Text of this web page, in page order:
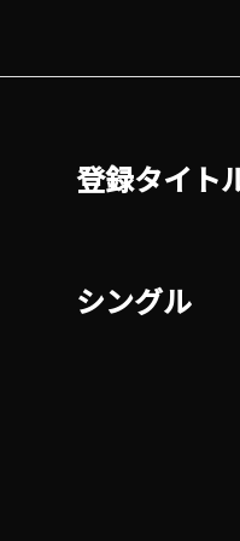
登録タイト
シングル